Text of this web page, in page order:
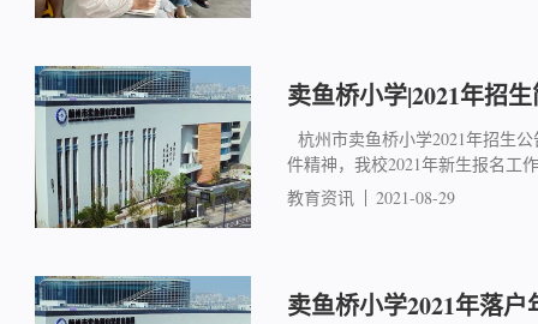
卖鱼桥小学|2021年招
杭州市卖鱼桥小学2021年招生
件精神，我校2021年新生报名工
教育资讯
2021-08-29
卖鱼桥小学2021年落